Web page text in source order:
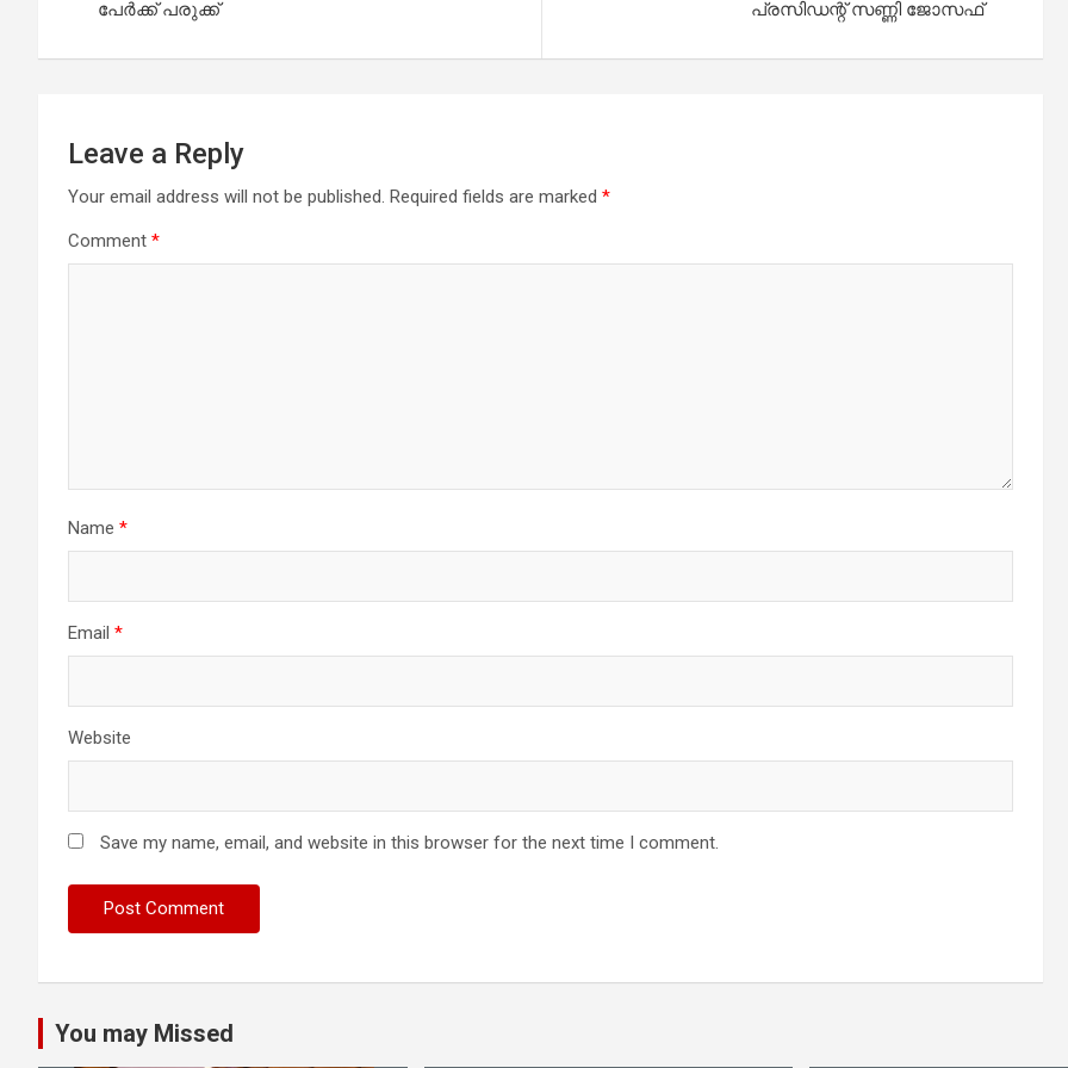
പേർക്ക് പരുക്ക് പ്രസിഡന്റ് സണ്ണി ജോസഫ്
Leave a Reply
Your email address will not be published. Required fields are marked *
Comment *
Name *
Email *
Website
Save my name, email, and website in this browser for the next time I comment.
You may Missed